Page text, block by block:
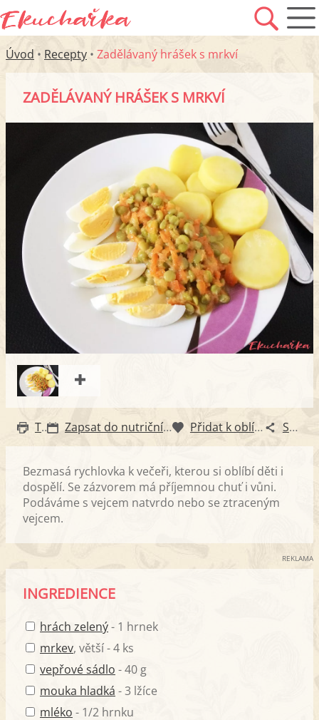
Úvod • Recepty • Zadělávaný hrášek s mrkví
ZADĚLÁVANÝ HRÁŠEK S MRKVÍ
Tisk Zapsat do nutričního diáře Přidat k oblíbeným Sdílet
Bezmasá rychlovka k večeři, kterou si oblíbí děti i
dospělí. Se zázvorem má příjemnou chuť i vůni.
Podáváme s vejcem natvrdo nebo se ztraceným
vejcem.
REKLAMA
INGREDIENCE
hrách zelený- 1 hrnek
mrkev, větší - 4 ks
vepřové sádlo - 40 g
mouka hladká - 3 lžíce
mléko - 1/2 hrnku